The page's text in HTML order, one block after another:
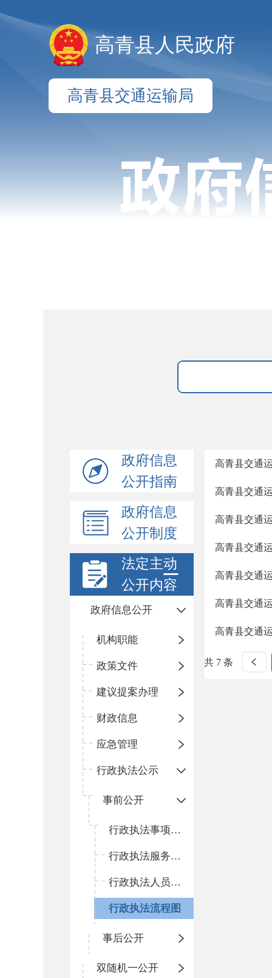
高青县人民政府
高青县交通运输局
政府信息
公开指南
政府信息
公开制度
法定主动
公开内容
政府信息公开
机构职能
政策文件
建议提案办理
财政信息
应急管理
行政执法公示
事前公开
行政执法事项清单
行政执法服务指南
行政执法人员资格清单
行政执法流程图
事后公开
双随机一公开
高青县交通
高青县交通
高青县交通
高青县交通
高青县交通
高青县交通
高青县交通
共 7 条